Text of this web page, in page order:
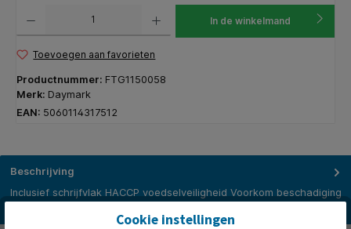
In de winkelmand
Toevoegen aan favorieten
Productnummer: FTG1150058
Merk: Daymark
EAN: 5060114317512
Beschrijving
Inclusief schrijfvlak HACCP voedselveiligheid Voorkom beschadiging
Cookie instellingen